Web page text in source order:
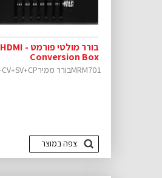
בורר מולטי פורמט - HDMI
Conversion Box
MRM701בורר ממיר3XHDMI+VGA+CV+SV+CP ...
צפה במוצר